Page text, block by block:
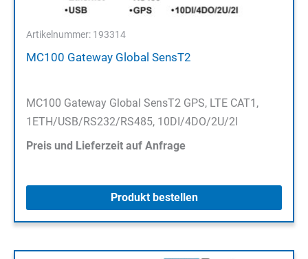
Artikelnummer: 193314
MC100 Gateway Global SensT2
MC100 Gateway Global SensT2 GPS, LTE CAT1,
1ETH/USB/RS232/RS485, 10DI/4DO/2U/2I
Preis und Lieferzeit auf Anfrage
Produkt bestellen